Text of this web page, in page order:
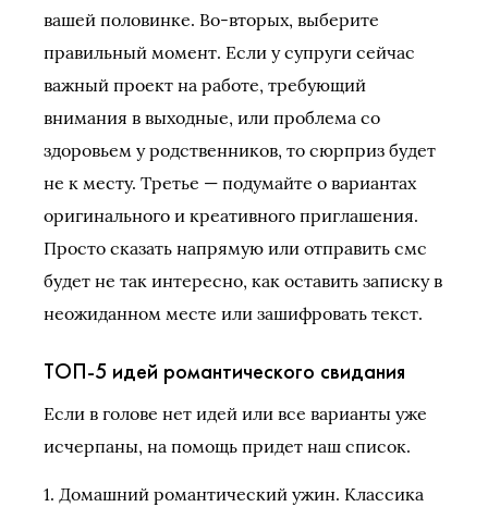
вашей половинке. Во-вторых, выберите
правильный момент. Если у супруги сейчас
важный проект на работе, требующий
внимания в выходные, или проблема со
здоровьем у родственников, то сюрприз будет
не к месту. Третье — подумайте о вариантах
оригинального и креативного приглашения.
Просто сказать напрямую или отправить смс
будет не так интересно, как оставить записку в
неожиданном месте или зашифровать текст.
ТОП-5 идей романтического свидания
Если в голове нет идей или все варианты уже
исчерпаны, на помощь придет наш список.
1. Домашний романтический ужин. Классика